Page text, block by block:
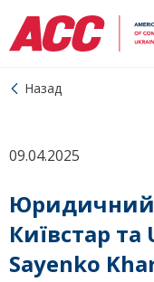
Назад
09.04.2025
Юридичний
Київстар
Sayenko